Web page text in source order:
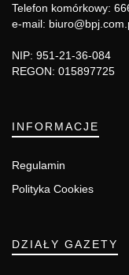
Telefon komórkowy:
e-mail:
NIP: 951-21-36-084
REGON: 015897725
INFORMACJE
Regulamin
Polityka Cookies
DZIAŁY GAZETY